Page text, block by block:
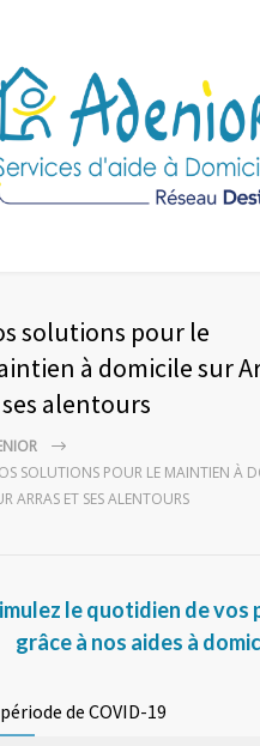
solutions pour le
à domicile sur
alentours
SOLUTIONS POUR LE MAINTIEN À
ARRAS ET SES ALENTOURS
le quotidien de vos
grâce à nos aides à
de COVID-19